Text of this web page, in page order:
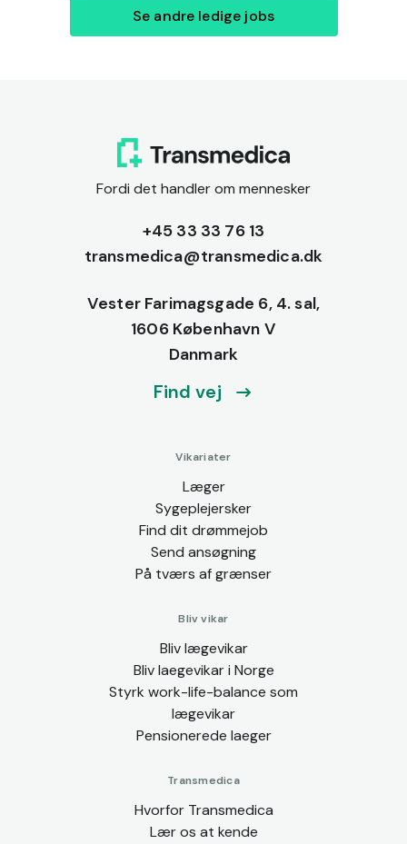
Se andre ledige jobs
Fordi det handler om mennesker
+45 33 33 76 13
transmedica@transmedica.dk
Vester Farimagsgade 6, 4. sal,
1606 København V
Danmark
Find vej
Vikariater
Læger
Sygeplejersker
Find dit drømmejob
Send ansøgning
På tværs af grænser
Bliv vikar
Bliv lægevikar
Bliv laegevikar i Norge
Styrk work-life-balance som
lægevikar
Pensionerede laeger
Transmedica
Hvorfor Transmedica
Lær os at kende